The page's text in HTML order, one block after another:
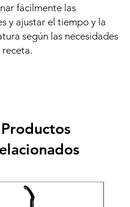
fácilmente las
y ajustar el tiempo y la
según las necesidades
receta.
Productos